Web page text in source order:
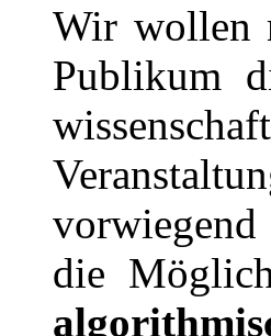
Wir wollen
Publikum
die